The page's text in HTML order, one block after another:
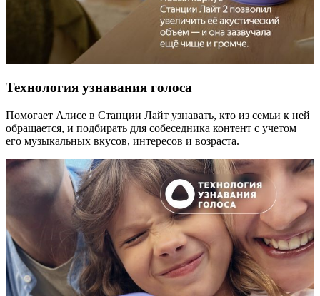
Технология узнавания голоса
Помогает Алисе в Станции Лайт узнавать, кто из семьи к ней
обращается, и подбирать для собеседника контент с учетом
его музыкальных вкусов, интересов и возраста.